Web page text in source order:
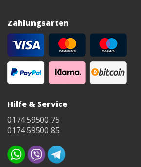
Zahlungsarten
Hilfe & Service
0174 59500 75
0174 59500 85